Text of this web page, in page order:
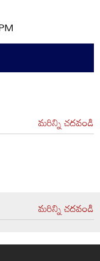
మరిన్ని చదవండి
మరిన్ని చదవండి